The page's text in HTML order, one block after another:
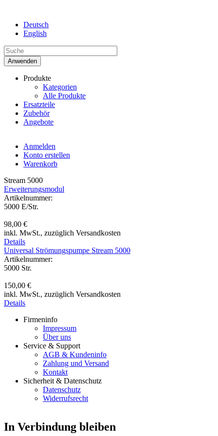
Deutsch
English
Produkte
Kategorien
Alle Produkte
Ersatzteile
Zubehör
Angebote
Anmelden
Konto erstellen
Warenkorb
Stream 5000
Erweiterungsmodul
Artikelnummer:
5000 E/Str.
98,00 €
inkl. MwSt., zuzüglich Versandkosten
Details
Universal Strömungspumpe Stream 5000
Artikelnummer:
5000 Str.
150,00 €
inkl. MwSt., zuzüglich Versandkosten
Details
Firmeninfo
Impressum
Über uns
Service & Support
AGB & Kundeninfo
Zahlung und Versand
Kontakt
Sicherheit & Datenschutz
Datenschutz
Widerrufsrecht
In Verbindung bleiben